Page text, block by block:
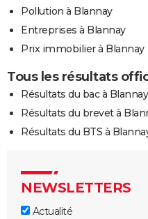
Pollution à Blannay
Entreprises à Blannay
Prix immobilier à Blannay
Tous les résultats
Résultats du bac à Blannay
Résultats du brevet à
Résultats du BTS à
NEWSLETTERS
Actualité